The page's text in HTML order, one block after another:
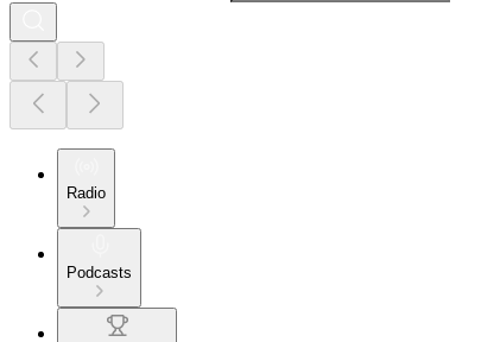
Radio
Podcasts